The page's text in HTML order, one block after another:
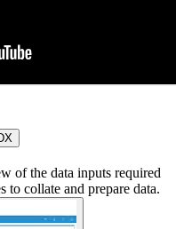
of the data inputs required
to collate and prepare data.